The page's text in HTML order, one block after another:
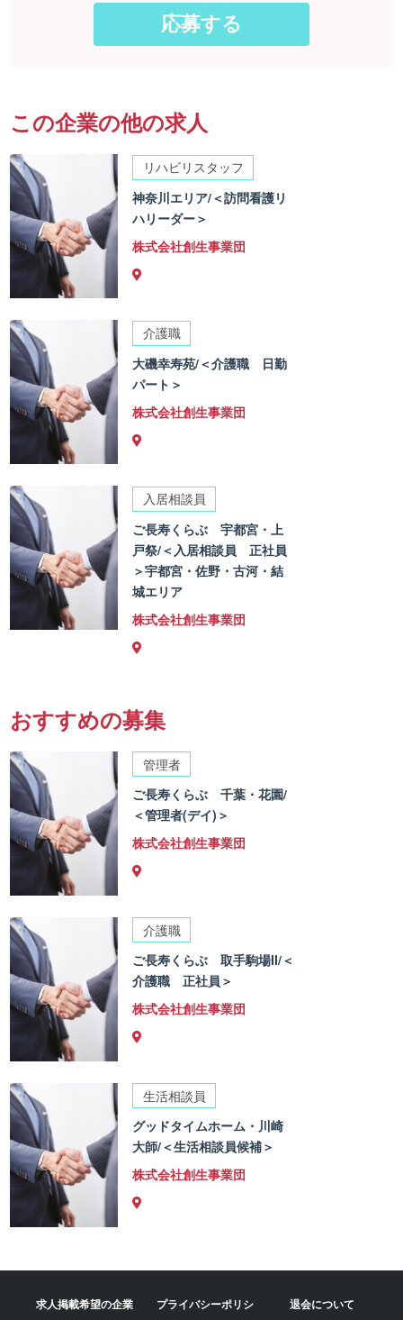
この企業の他の求人
リハビリスタッフ
神奈川エリア/＜訪問看護リ
ハリーダー＞
株式会社創生事業団
介護職
大磯幸寿苑/＜介護職 日勤
パート＞
株式会社創生事業団
入居相談員
ご長寿くらぶ 宇都宮・上
戸祭/＜入居相談員 正社員
＞宇都宮・佐野・古河・結
城エリア
株式会社創生事業団
おすすめの募集
管理者
ご長寿くらぶ 千葉・花園/
＜管理者(デイ)＞
株式会社創生事業団
介護職
ご長寿くらぶ 取手駒場II/＜
介護職 正社員＞
株式会社創生事業団
生活相談員
グッドタイムホーム・川崎
大師/＜生活相談員候補＞
株式会社創生事業団
求人掲載希望の企業
プライバシーポリシ
退会について